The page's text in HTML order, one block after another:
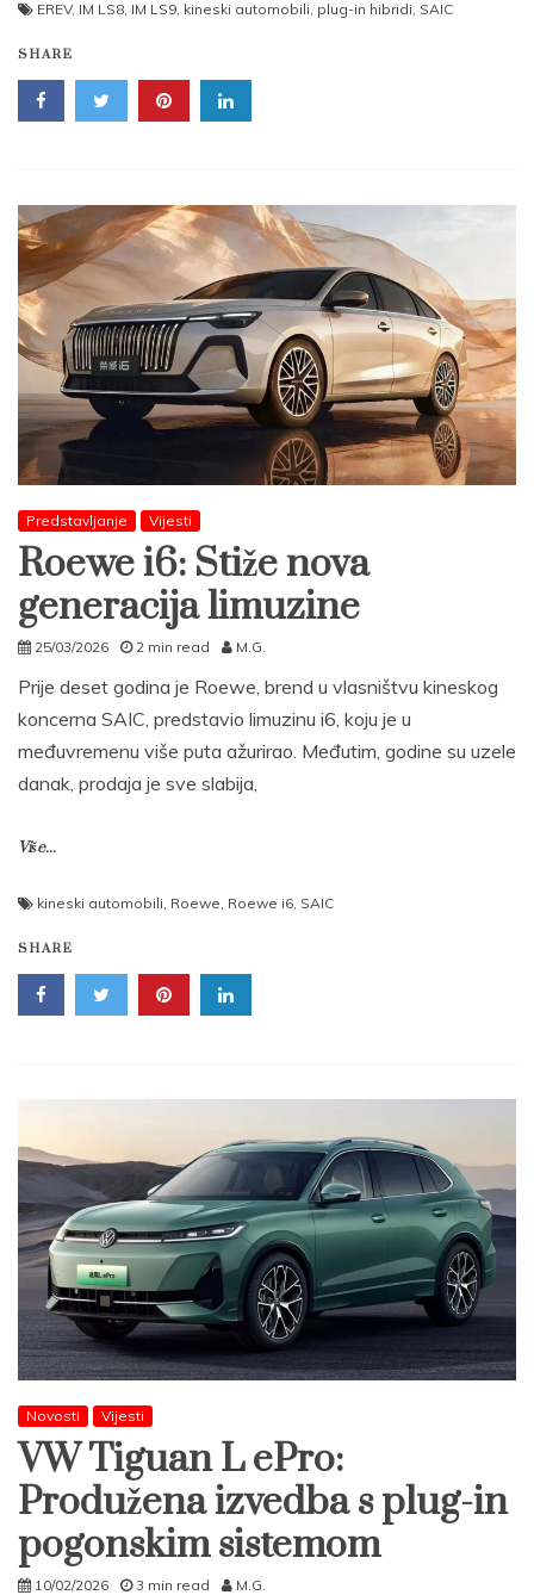
EREV, IM LS8, IM LS9, kineski automobili, plug-in hibridi, SAIC
SHARE
Predstavljanje Vijesti
Roewe i6: Stiže nova
generacija limuzine
25/03/2026 2 min read M.G.
Prije deset godina je Roewe, brend u vlasništvu kineskog
koncerna SAIC, predstavio limuzinu i6, koju je u
međuvremenu više puta ažurirao. Međutim, godine su uzele
danak, prodaja je sve slabija,
Više...
kineski automobili, Roewe, Roewe i6, SAIC
SHARE
Novosti Vijesti
VW Tiguan L ePro:
Produžena izvedba s plug-in
pogonskim sistemom
10/02/2026 3 min read M.G.